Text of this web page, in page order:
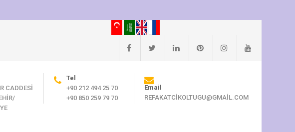
CADDESİ
Tel
+90 212 494 25 70
+90 850 259 79 70
Email
REFAKATCIKOLTUGU@GMAIL.COM